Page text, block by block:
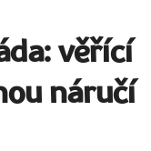
věřící
náručí